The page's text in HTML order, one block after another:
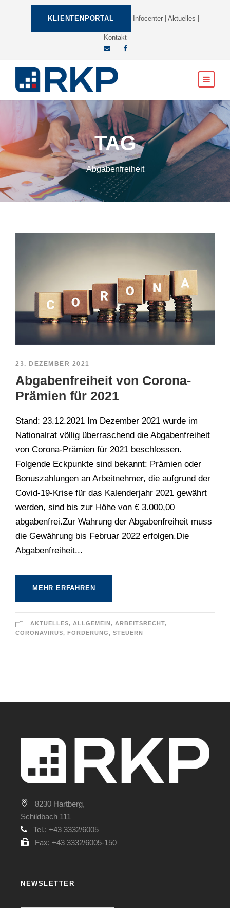
KLIENTENPORTAL Infocenter| Aktuelles
Kontakt
TAG
Abgabenfreiheit
23. DEZEMBER 2021
Abgabenfreiheit von Corona-
Prämien für 2021
Stand: 23.12.2021 Im Dezember 2021 wurde im
Nationalrat völlig überraschend die Abgabenfreiheit
von Corona-Prämien für 2021 beschlossen.
Folgende Eckpunkte sind bekannt: Prämien oder
Bonuszahlungen an Arbeitnehmer, die aufgrund der
Covid-19-Krise für das Kalenderjahr 2021 gewährt
werden, sind bis zur Höhe von € 3.000,00
abgabenfrei.Zur Wahrung der Abgabenfreiheit muss
die Gewährung bis Februar 2022 erfolgen.Die
Abgabenfreiheit...
MEHR ERFAHREN
AKTUELLES, ALLGEMEIN , ARBEITSRECHT,
CORONAVIRUS, FÖRDERUNG, STEUERN
8230 Hartberg,
Schildbach 111
Tel.: +43 3332/6005
Fax: +43 3332/6005-150
NEWSLETTER